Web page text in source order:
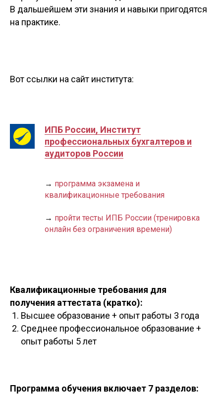
В дальшейшем эти знания и навыки пригодятся
на практике.
Вот ссылки на сайт института:
ИПБ России, Институт
профессиональных бухгалтеров и
аудиторов России
→ программа экзамена и
квалификационные требования
→ пройти тесты ИПБ России (тренировка
онлайн без ограничения времени)
Квалификационные требования для
получения аттестата (кратко):
Высшее образование + опыт работы 3 года
Среднее профессиональное образование +
опыт работы 5 лет
Программа обучения включает 7 разделов: